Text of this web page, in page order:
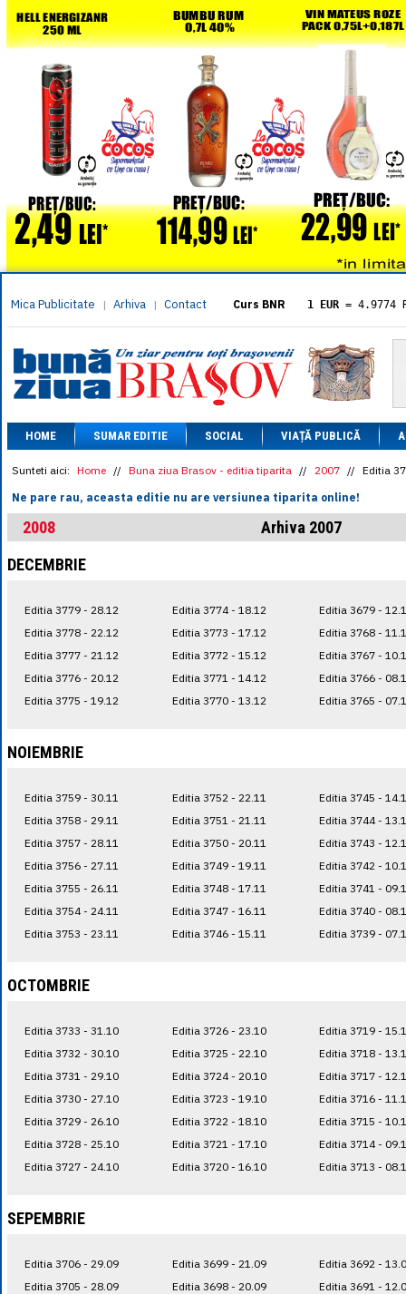
Mica Publicitate | Arhiva | Contact Curs BNR 1 EUR = 4.9774
= 5.8304
1 XAU= 464.4611
1 AED= 1.1933
1 AUD= 2.7957
1 BGN= 2.5449
1 CAD= 3.1559
1 CHF= 5.2813
1 CNY= 0.6015
1 DKK= 0.6668
1 EGP= 0.0860
1 HUF= 1.2223
1 MXN= 0.2227
1 NOK= 0.4191
1 RSD= 0.0425
1 RUB= 0.0530
HOME SUMAR EDITIE SOCIAL VIAȚĂ PUBLICĂ
Sunteti aici: Home // Buna ziua Brasov - editia tiparita // 2007 // Editia
Ne pare rau, aceasta editie nu are versiunea tiparita online!
2008
Arhiva 2007
DECEMBRIE
Editia 3779 - 28.12
Editia 3778 - 22.12
Editia 3777 - 21.12
Editia 3776 - 20.12
Editia 3775 - 19.12
Editia 3774 - 18.12
Editia 3773 - 17.12
Editia 3772 - 15.12
Editia 3771 - 14.12
Editia 3770 - 13.12
Editia 3679 -
Editia 3768 -
Editia 3767 -
Editia 3766 -
Editia 3765 -
NOIEMBRIE
Editia 3759 - 30.11
Editia 3758 - 29.11
Editia 3757 - 28.11
Editia 3756 - 27.11
Editia 3755 - 26.11
Editia 3754 - 24.11
Editia 3753 - 23.11
Editia 3752 - 22.11
Editia 3751 - 21.11
Editia 3750 - 20.11
Editia 3749 - 19.11
Editia 3748 - 17.11
Editia 3747 - 16.11
Editia 3746 - 15.11
Editia 3745 -
Editia 3744 -
Editia 3743 -
Editia 3742 -
Editia 3741 -
Editia 3740 -
Editia 3739 -
OCTOMBRIE
Editia 3733 - 31.10
Editia 3732 - 30.10
Editia 3731 - 29.10
Editia 3730 - 27.10
Editia 3729 - 26.10
Editia 3728 - 25.10
Editia 3727 - 24.10
Editia 3726 - 23.10
Editia 3725 - 22.10
Editia 3724 - 20.10
Editia 3723 - 19.10
Editia 3722 - 18.10
Editia 3721 - 17.10
Editia 3720 - 16.10
Editia 3719 -
Editia 3718 -
Editia 3717 -
Editia 3716 -
Editia 3715 -
Editia 3714 -
Editia 3713 -
SEPEMBRIE
Editia 3706 - 29.09
Editia 3705 - 28.09
Editia 3699 - 21.09
Editia 3698 - 20.09
Editia 3692 -
Editia 3691 -